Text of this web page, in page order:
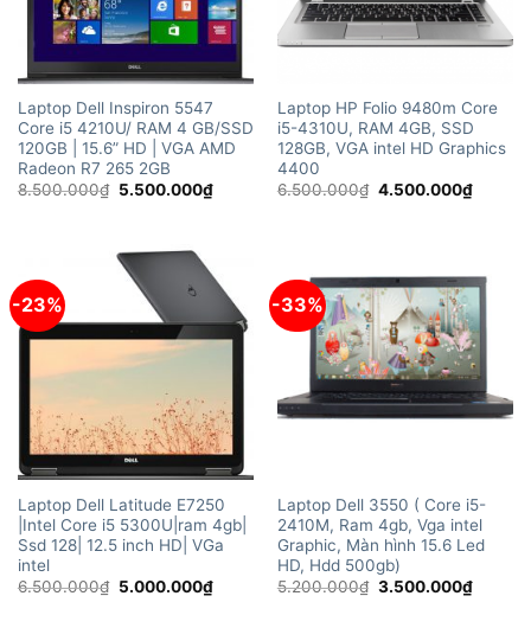
Laptop Dell Inspiron 5547
Core i5 4210U/ RAM 4 GB/SSD
120GB | 15.6” HD | VGA AMD
Radeon R7 265 2GB
8.500.000₫ Giá
5.500.000₫Giá
hiện
Laptop HP Folio 9480m Core
i5-4310U, RAM 4GB, SSD
128GB, VGA intel HD Graphics
4400
6.500.000₫ Giá
4.500.000₫Giá
hiện
-23%
Laptop Dell Latitude E7250
|Intel Core i5 5300U|ram 4gb|
Ssd 128| 12.5 inch HD| VGa
intel
6.500.000₫ Giá
5.000.000₫Giá
hiện
-33%
Laptop Dell 3550 ( Core i5-
2410M, Ram 4gb, Vga intel
Graphic, Màn hình 15.6 Led
HD, Hdd 500gb)
5.200.000₫ Giá
3.500.000₫Giá
hiện